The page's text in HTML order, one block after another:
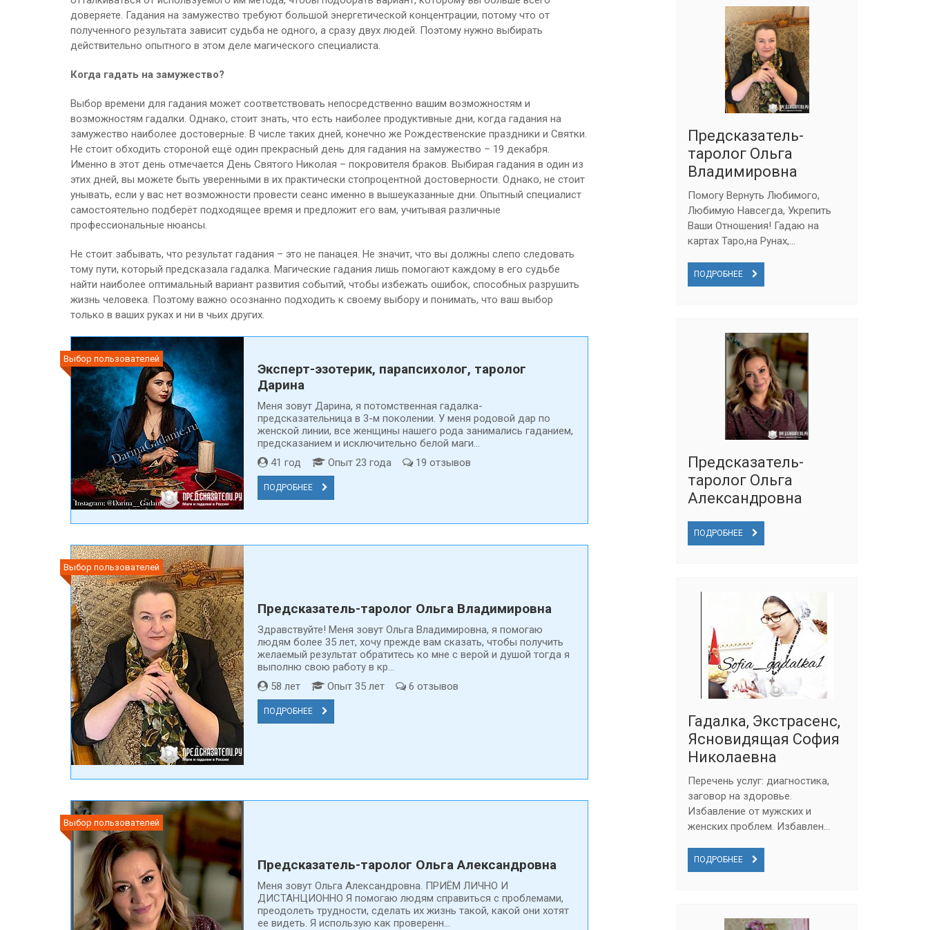
доверяете. Гадания на замужество требуют большой энергетической концентрации, потому что от
полученного результата зависит судьба не одного, а сразу двух людей. Поэтому нужно выбирать
действительно опытного в этом деле магического специалиста.
Когда гадать на замужество?
Выбор времени для гадания может соответствовать непосредственно вашим возможностям и
возможностям гадалки. Однако, стоит знать, что есть наиболее продуктивные дни, когда гадания на
замужество наиболее достоверные. В числе таких дней, конечно же Рождественские праздники и Святки.
Не стоит обходить стороной ещё один прекрасный день для гадания на замужество – 19 декабря.
Именно в этот день отмечается День Святого Николая – покровителя браков. Выбирая гадания в один из
этих дней, вы можете быть уверенными в их практически стопроцентной достоверности. Однако, не стоит
унывать, если у вас нет возможности провести сеанс именно в вышеуказанные дни. Опытный специалист
самостоятельно подберёт подходящее время и предложит его вам, учитывая различные
профессиональные нюансы.
Не стоит забывать, что результат гадания – это не панацея. Не значит, что вы должны слепо следовать
тому пути, который предсказала гадалка. Магические гадания лишь помогают каждому в его судьбе
найти наиболее оптимальный вариант развития событий, чтобы избежать ошибок, способных разрушить
жизнь человека. Поэтому важно осознанно подходить к своему выбору и понимать, что ваш выбор
только в ваших руках и ни в чьих других.
Выбор пользователей
Эксперт-эзотерик, парапсихолог, таролог
Дарина
Меня зовут Дарина, я потомственная гадалка-
предсказательница в 3-м поколении. У меня родовой дар по
женской линии, все женщины нашего рода занимались гаданием,
предсказанием и исключительно белой маги...
41 год
Опыт 23 года 19 отзывов
ПОДРОБНЕЕ
Выбор пользователей
Предсказатель-таролог Ольга Владимировна
Здравствуйте! Меня зовут Ольга Владимировна, я помогаю
людям более 35 лет, хочу прежде вам сказать, чтобы получить
желаемый результат обратитесь ко мне с верой и душой тогда я
выполню свою работу в кр...
58 лет
Опыт 35 лет 6 отзывов
ПОДРОБНЕЕ
Выбор пользователей
Предсказатель-таролог Ольга Александровна
Меня зовут Ольга Александровна. ПРИЁМ ЛИЧНО И
ДИСТАНЦИОННО Я помогаю людям справиться с проблемами,
преодолеть трудности, сделать их жизнь такой, какой они хотят
ее видеть. Я использую как проверенн...
Предсказатель-
таролог Ольга
Владимировна
Помогу Вернуть Любимого,
Любимую Навсегда, Укрепить
Ваши Отношения! Гадаю на
картах Таро,на Рунах,...
ПОДРОБНЕЕ
Предсказатель-
таролог Ольга
Александровна
ПОДРОБНЕЕ
Гадалка, Экстрасенс,
Ясновидящая София
Николаевна
Перечень услуг: диагностика,
заговор на здоровье.
Избавление от мужских и
женских проблем. Избавлен...
ПОДРОБНЕЕ